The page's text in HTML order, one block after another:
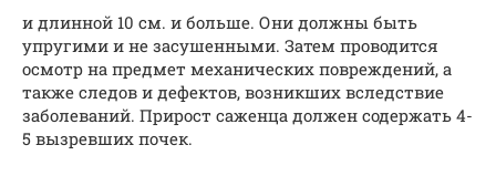
и длинной 10 см. и больше. Они должны быть
упругими и не засушенными. Затем проводится
осмотр на предмет механических повреждений, а
также следов и дефектов, возникших вследствие
заболеваний. Прирост саженца должен содержать 4-
5 вызревших почек.